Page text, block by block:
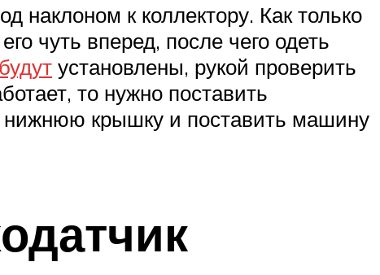
наклоном к коллектору. Как только
чуть вперед, после чего одеть
установлены, рукой проверить
то нужно поставить
нижнюю крышку и поставить машину